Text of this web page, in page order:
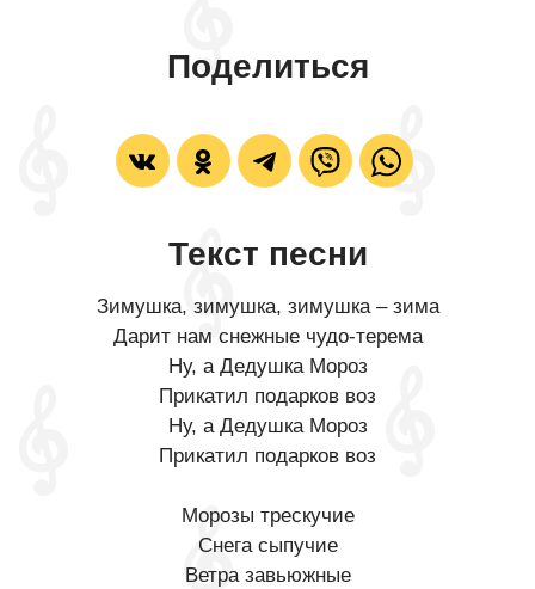
Поделиться
Текст песни
Зимушка, зимушка, зимушка – зима
Дарит нам снежные чудо-терема
Ну, а Дедушка Мороз
Прикатил подарков воз
Ну, а Дедушка Мороз
Прикатил подарков воз
Морозы трескучие
Снега сыпучие
Ветра завьюжные